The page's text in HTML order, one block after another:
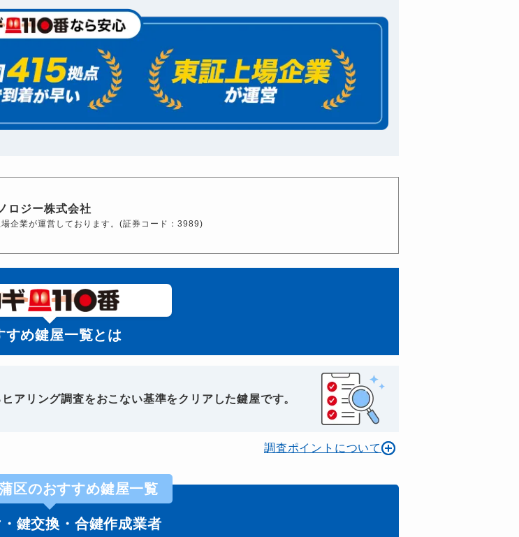
ロジー株式会社
企業が運営しております。(証券コード：3989)
すめ鍵屋一覧とは
アリング調査をおこない基準をクリアした鍵屋です。
調査ポイントについて
区のおすすめ鍵屋一覧
鍵交換・合鍵作成業者